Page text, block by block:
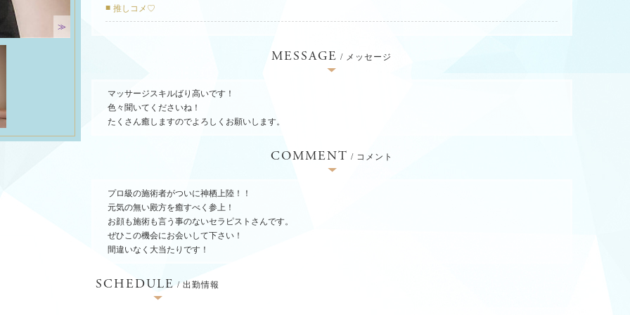
≫
推しコメ♡
MESSAGE / メッセージ
マッサージスキルばり高いです！
色々聞いてくださいね！
たくさん癒しますのでよろしくお願いします。
COMMENT / コメント
プロ級の施術者がついに神栖上陸！！
元気の無い殿方を癒すべく参上！
お顔も施術も言う事のないセラピストさんです。
ぜひこの機会にお会いして下さい！
間違いなく大当たりです！
SCHEDULE / 出勤情報